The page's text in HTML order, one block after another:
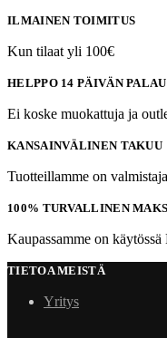
ILMAINEN TOIMITUS
Kun tilaat yli 100€
HELPPO 14 PÄIVÄN
Ei koske muokattuja ja
KANSAINVÄLINEN TAKUU
Tuotteillamme on
100% TURVALLINEN
Kaupassamme on
TIETOA MEISTÄ
Yritys